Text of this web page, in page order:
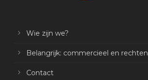
Wie zijn we?
Belangrijk: commercieel en rechten
Contact